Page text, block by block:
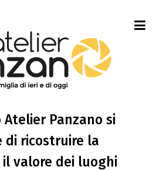
Atelier Panzano si
di ricostruire la
valore dei luoghi